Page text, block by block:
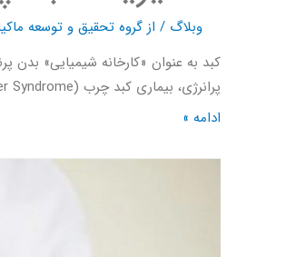
وبلاگ / از گروه تحقیق و توسعه
کبد به عنوان «کارخانه شیمیایی»
پرانرژی، بیماری کبد چرب (Fatty Liver Syndrome) یکی از شایع‌ترین مشکلات است. این مقاله به شما کمک می‌کند تا با شناخت دقیق عوامل و …
ادامه »